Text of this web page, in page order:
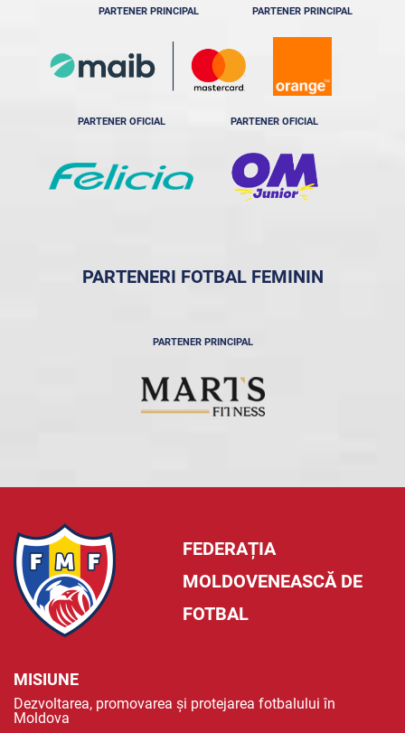
PARTENER PRINCIPAL PARTENER PRINCIPAL
PARTENER OFICIAL PARTENER OFICIAL
PARTENERI FOTBAL FEMININ
PARTENER PRINCIPAL
FEDERAȚIA
MOLDOVENEASCĂ DE
FOTBAL
MISIUNE
Dezvoltarea, promovarea și protejarea fotbalului în
Moldova